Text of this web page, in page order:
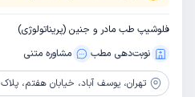
فلوشیپ طب مادر و جنین (پریناتولوژی)
نوبت‌دهی مطب
مشاوره‌ متنی
تهران، یوسف آباد، خیابان هفتم، پلاک 31، واحد 8